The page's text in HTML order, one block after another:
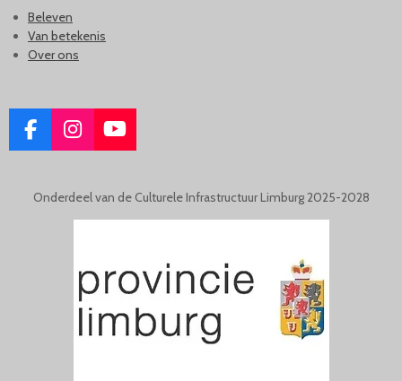
Beleven
Van betekenis
Over ons
F
A
E
I
N
T
A
M
Y
O
T
Onderdeel van de Culturele Infrastructuur Limburg 2025-2028